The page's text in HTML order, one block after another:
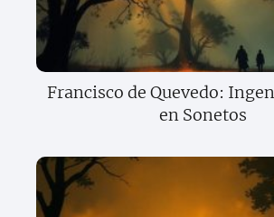
Francisco de Quevedo:
en Sonetos